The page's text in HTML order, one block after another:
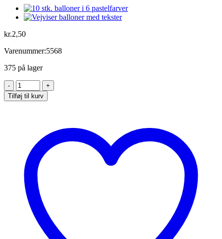
kr.2,50
Varenummer:5568
375 på lager
Blush
lyserøde
æsker
antal
Tilføj til kurv